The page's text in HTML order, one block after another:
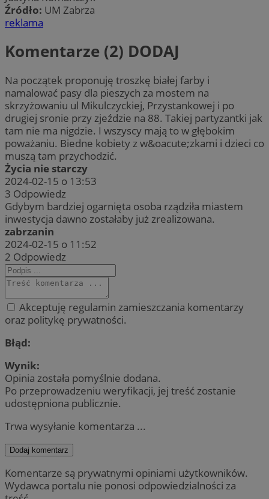
Źródło: UM Zabrza
reklama
Komentarze (2) DODAJ
Na początek proponuję troszkę białej farby i
namalować pasy dla pieszych za mostem na
skrzyżowaniu ul Mikulczyckiej, Przystankowej i po
drugiej sronie przy zjeździe na 88. Takiej partyzantki jak
tam nie ma nigdzie. I wszyscy mają to w głębokim
poważaniu. Biedne kobiety z w&oacute;zkami i dzieci co
muszą tam przychodzić.
Życia nie starczy
2024-02-15 o 13:53
3 Odpowiedz
Gdybym bardziej ogarnięta osoba rządziła miastem
inwestycja dawno zostałaby już zrealizowana.
zabrzanin
2024-02-15 o 11:52
2 Odpowiedz
Akceptuję regulamin zamieszczania komentarzy
oraz politykę prywatności.
Błąd:
Wynik:
Opinia została pomyślnie dodana.
Po przeprowadzeniu weryfikacji, jej treść zostanie
udostępniona publicznie.
Trwa wysyłanie komentarza ...
Dodaj komentarz
Komentarze są prywatnymi opiniami użytkowników.
Wydawca portalu nie ponosi odpowiedzialności za